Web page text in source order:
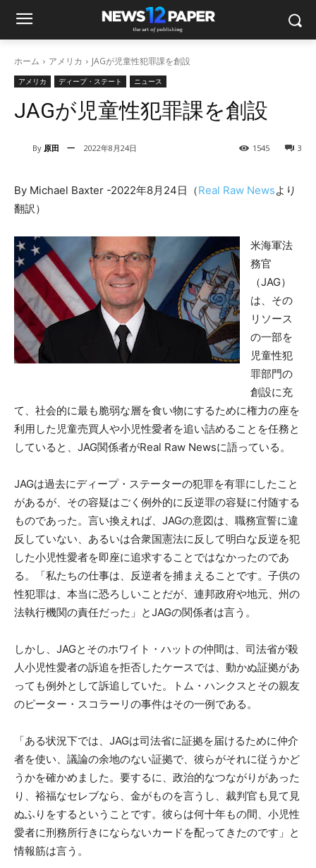
ホーム アメリカ JAGが児童性犯罪課を創設
アメリカ ディープ・ステート ニュース
JAGが児童性犯罪課を創設
By 原田 一 2022年8月24日 3
1545
By Michael Baxter -2022年8月24日（Real Raw Newsより
翻訳）
米海軍法
務官
（JAG）
は、その
リソース
の一部を
児童性犯
罪部門の
創設に充
て、社会的に最も脆弱な層を食い物にするために権力の座を
利用した児童売買人や小児性愛者を追い詰めることを任務と
していると、JAG関係者がReal Raw Newsに語っている。
JAGは過去にディープ・ステーターの犯罪を有罪にしたこと
があるが、その容疑はごく例外的に反逆罪の容疑に付随する
ものであった。言い換えれば、JAGの意図は、職務宣誓に違
反していない、あるいは合衆国憲法に反して明白な反逆を犯
した小児性愛者を即座に追求することではなかったのであ
る。「私たちの仕事は、反逆者を捕まえることです。子供の
性犯罪は、本当に恐ろしいことだが、連邦政府や地元、州の
法執行機関の責任だった」とJAGの関係者は言う。
しかし、JAGとそのホワイト・ハットの仲間は、司法省が殺
人小児性愛者の訴追を拒否したケースでは、動かぬ証拠があ
っても例外として訴追していた。トム・ハンクスとその親友
のピーター・スコラーリの事件はその一例である。
「ある状況下では、JAGは司法省に証拠を届けるために仲介
者を使い、議論の余地のない証拠で、彼らがそれに従うかど
うかを確かめました。要するに、政治的なつながりがあった
り、裕福なセレブなら、金がものを言うし、裁判官も見て見
ぬふりをするということです。彼らは何十年もの間、小児性
愛者に刑務所行きにならないカードを配ってきたのです」と
情報筋は言う。